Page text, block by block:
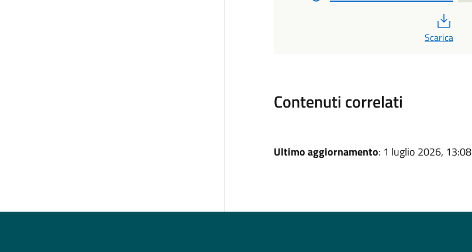
Scarica
Contenuti correlati
Ultimo aggiornamento: 1 luglio 2026, 13:08